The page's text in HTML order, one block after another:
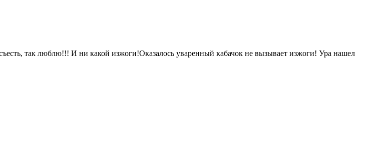
так люблю!!! И ни какой изжоги!Оказалось уваренный кабачок не вызывает изжоги! Ура нашел